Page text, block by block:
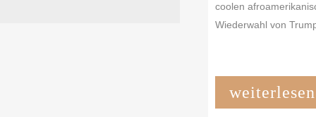
coolen
Wiederwahl von
weiterlesen